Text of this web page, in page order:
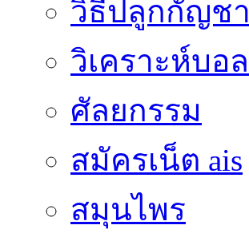
วิธีปลูกกัญชา
วิเคราะห์บอล
ศัลยกรรม
สมัครเน็ต ais
สมุนไพร